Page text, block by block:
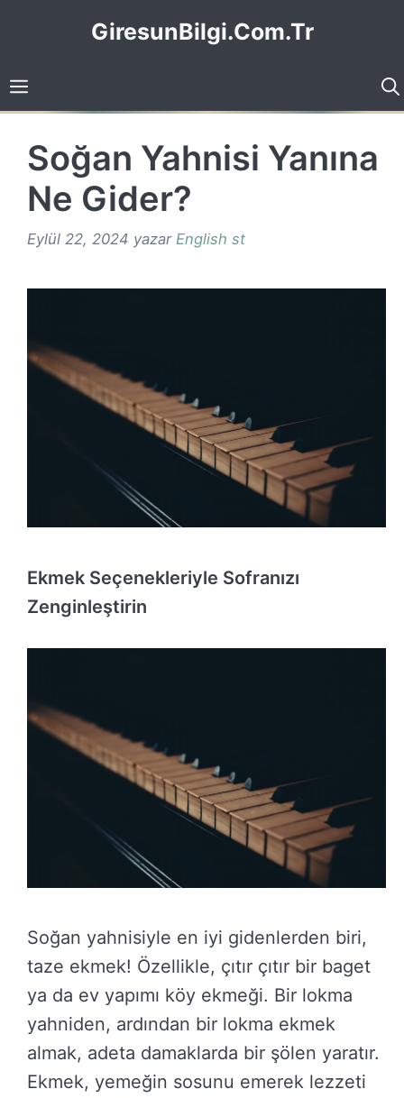
GiresunBilgi.Com.Tr
Soğan Yahnisi Yanına
Ne Gider?
Eylül 22, 2024 yazar English st
Ekmek Seçenekleriyle Sofranızı
Zenginleştirin
Soğan yahnisiyle en iyi gidenlerden biri,
taze ekmek! Özellikle, çıtır çıtır bir baget
ya da ev yapımı köy ekmeği. Bir lokma
yahniden, ardından bir lokma ekmek
almak, adeta damaklarda bir şölen yaratır.
Ekmek, yemeğin sosunu emerek lezzeti